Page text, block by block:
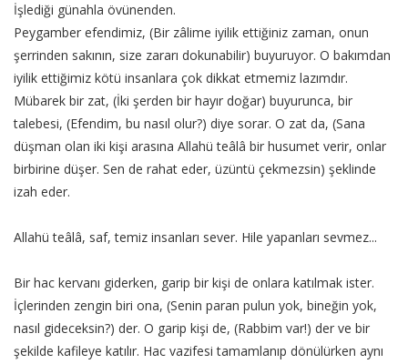
İşlediği günahla övünenden.
Peygamber efendimiz, (Bir zâlime iyilik ettiğiniz zaman, onun
şerrinden sakının, size zararı dokunabilir) buyuruyor. O bakımdan
iyilik ettiğimiz kötü insanlara çok dikkat etmemiz lazımdır.
Mübarek bir zat, (İki şerden bir hayır doğar) buyurunca, bir
talebesi, (Efendim, bu nasıl olur?) diye sorar. O zat da, (Sana
düşman olan iki kişi arasına Allahü teâlâ bir husumet verir, onlar
birbirine düşer. Sen de rahat eder, üzüntü çekmezsin) şeklinde
izah eder.
Allahü teâlâ, saf, temiz insanları sever. Hile yapanları sevmez...
Bir hac kervanı giderken, garip bir kişi de onlara katılmak ister.
İçlerinden zengin biri ona, (Senin paran pulun yok, bineğin yok,
nasıl gideceksin?) der. O garip kişi de, (Rabbim var!) der ve bir
şekilde kafileye katılır. Hac vazifesi tamamlanıp dönülürken aynı